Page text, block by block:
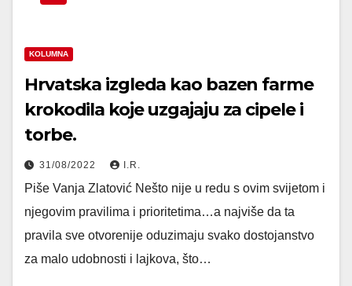
KOLUMNA
Hrvatska izgleda kao bazen farme
krokodila koje uzgajaju za cipele i
torbe.
31/08/2022 I.R.
Piše Vanja Zlatović Nešto nije u redu s ovim svijetom i
njegovim pravilima i prioritetima…a najviše da ta
pravila sve otvorenije oduzimaju svako dostojanstvo
za malo udobnosti i lajkova, što…